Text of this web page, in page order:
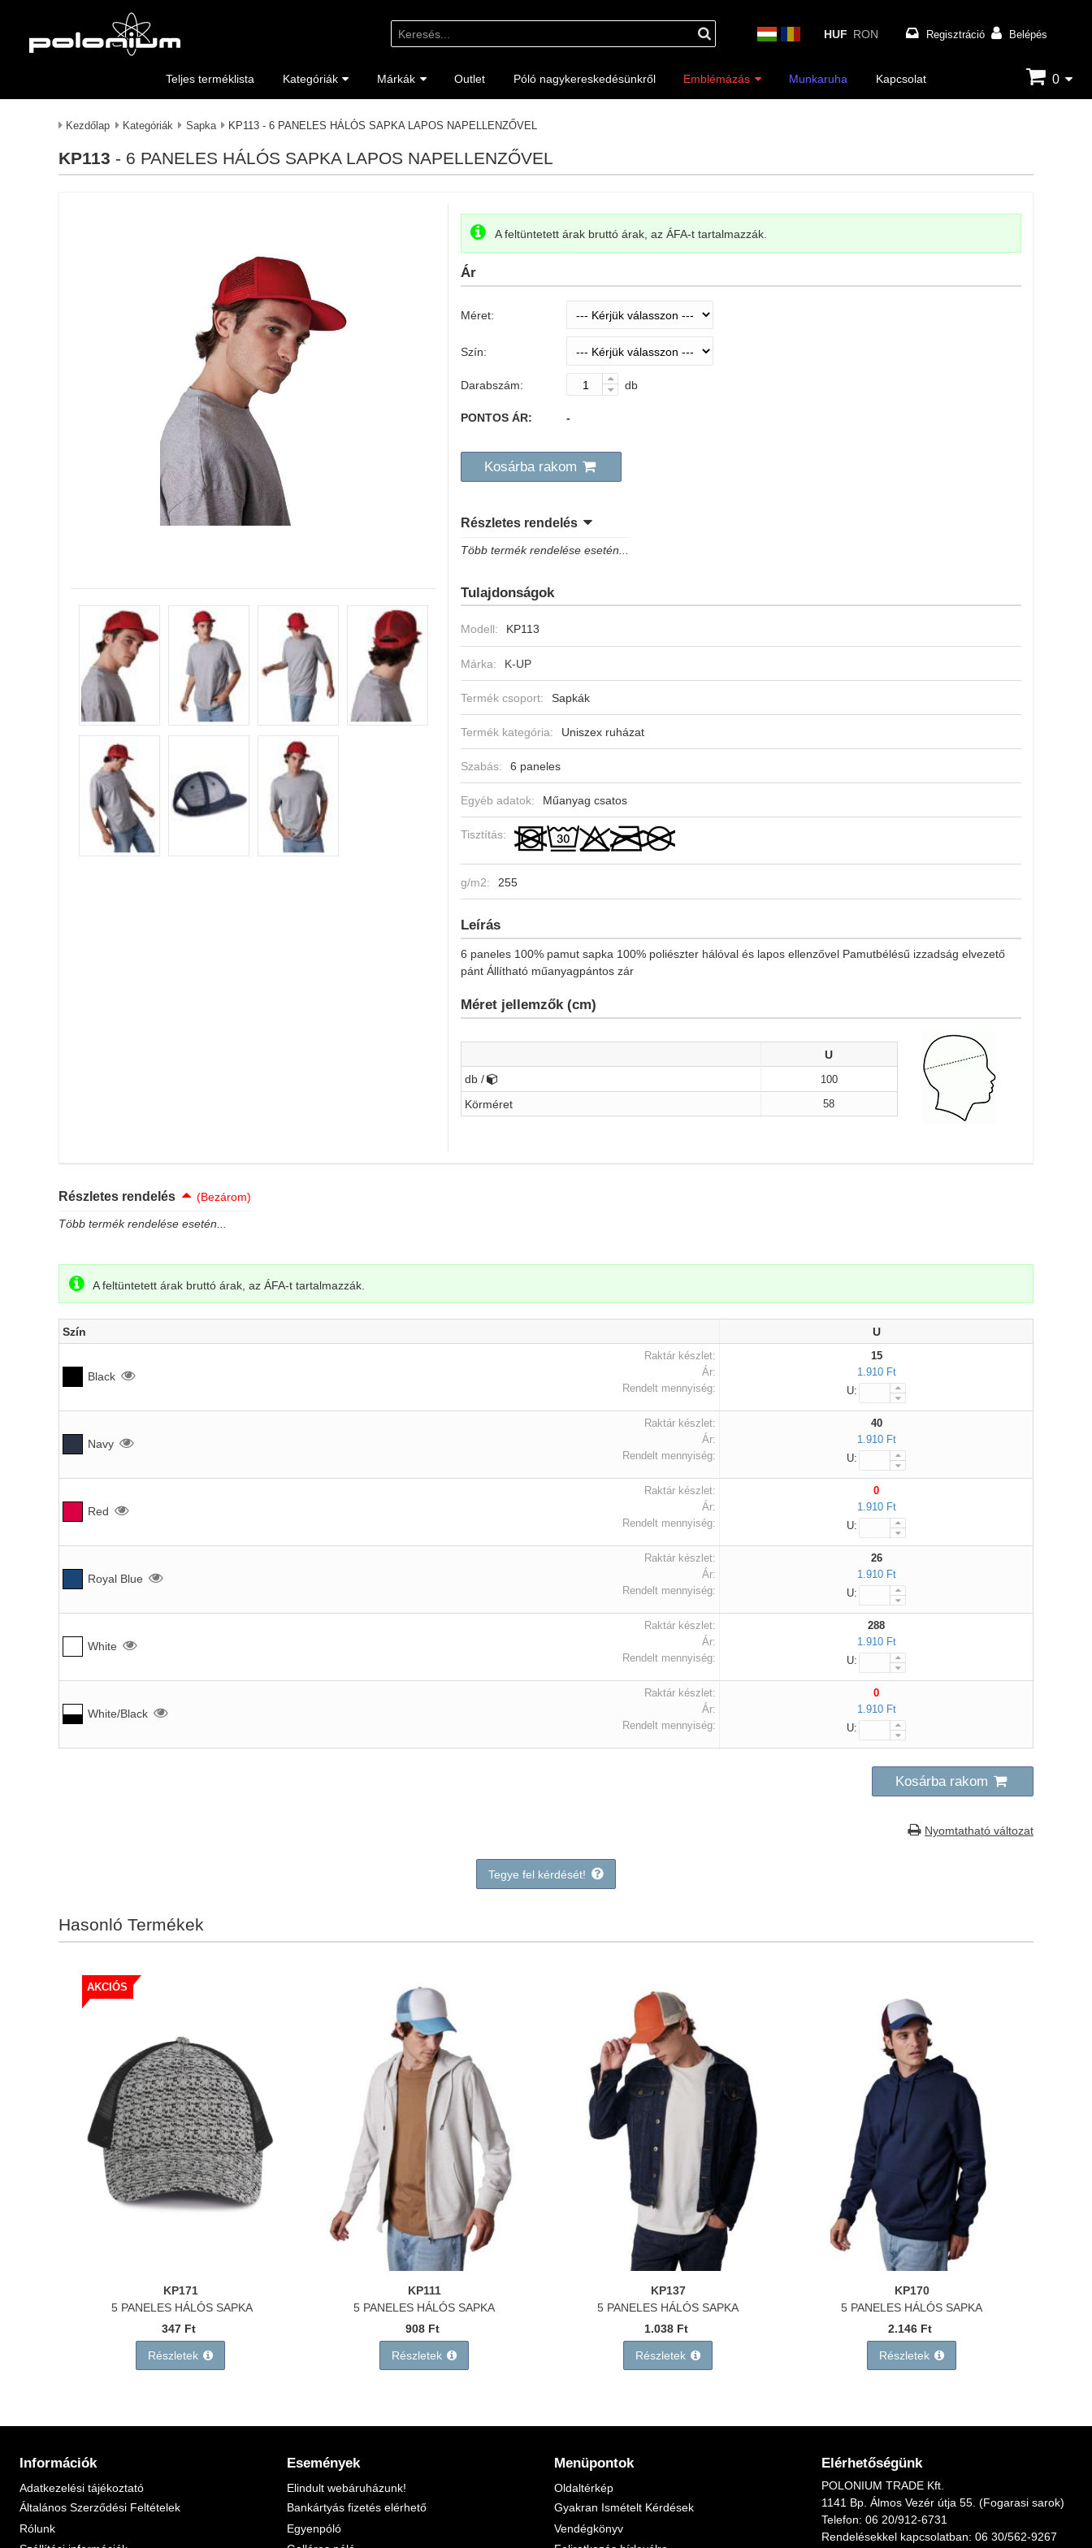
HUF RON Regisztráció Belépés
Teljes terméklista Kategóriák Márkák Outlet Póló nagykereskedésünkről Emblémázás Munkaruha Kapcsolat 0
Kezdőlap Kategóriák Sapka KP113 - 6 PANELES HÁLÓS SAPKA LAPOS NAPELLENZŐVEL
KP113 - 6 PANELES HÁLÓS SAPKA LAPOS NAPELLENZŐVEL
A feltüntetett árak bruttó árak, az ÁFA-t tartalmazzák.
Ár
Méret:
Szín:
Darabszám: db
PONTOS ÁR: -
Kosárba rakom
Részletes rendelés
Több termék rendelése esetén...
Tulajdonságok
Modell: KP113
Márka: K-UP
Termék csoport: Sapkák
Termék kategória: Uniszex ruházat
Szabás: 6 paneles
Egyéb adatok: Műanyag csatos
Tisztítás:
g/m2: 255
Leírás
6 paneles 100% pamut sapka 100% poliészter hálóval és lapos ellenzővel Pamutbélésű izzadság elvezető
pánt Állítható műanyagpántos zár
Méret jellemzők (cm)
U
db /
100
Körméret 58
Részletes rendelés
(Bezárom)
Több termék rendelése esetén...
A feltüntetett árak bruttó árak, az ÁFA-t tartalmazzák.
Szín U
Black
Raktár készlet:
Ár:
Rendelt mennyiség:
15
1.910 Ft
U:
Navy
Raktár készlet:
Ár:
Rendelt mennyiség:
40
1.910 Ft
U:
Red
Raktár készlet:
Ár:
Rendelt mennyiség:
0
1.910 Ft
U:
Royal Blue
Raktár készlet:
Ár:
Rendelt mennyiség:
26
1.910 Ft
U:
White
Raktár készlet:
Ár:
Rendelt mennyiség:
288
1.910 Ft
U:
White/Black
Raktár készlet:
Ár:
Rendelt mennyiség:
0
1.910 Ft
U:
Kosárba rakom
Nyomtatható változat
Tegye fel kérdését!
Hasonló Termékek
AKCIÓS
KP171
5 PANELES HÁLÓS SAPKA
347 Ft
Részletek
KP111
5 PANELES HÁLÓS SAPKA
908 Ft
Részletek
KP137
5 PANELES HÁLÓS SAPKA
1.038 Ft
Részletek
KP170
5 PANELES HÁLÓS SAPKA
2.146 Ft
Részletek
Információk
Adatkezelési tájékoztató
Általános Szerződési Feltételek
Rólunk
Események
Elindult webáruházunk!
Bankártyás fizetés elérhető
Egyenpóló
Menüpontok
Oldaltérkép
Gyakran Ismételt Kérdések
Vendégkönyv
Elérhetőségünk
POLONIUM TRADE Kft.
1141 Bp. Álmos Vezér útja 55. (Fogarasi sarok)
Telefon: 06 20/912-6731
Rendelésekkel kapcsolatban: 06 30/562-9267